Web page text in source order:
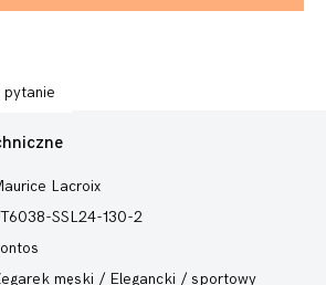
Lacroix
SSL24-130-2
męski / Elegancki / sportowy